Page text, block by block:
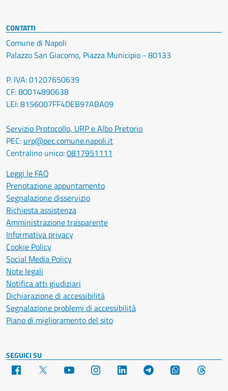
CONTATTI
Comune di Napoli
Palazzo San Giacomo, Piazza Municipio - 80133
P. IVA: 01207650639
CF: 80014890638
LEI: 8156007FF4DEB97ABA09
Servizio Protocollo, URP e Albo Pretorio
PEC: urp@pec.comune.napoli.it
Centralino unico:0817951111
Leggi le FAQ
Prenotazione appuntamento
Segnalazione disservizio
Richiesta assistenza
Amministrazione trasparente
Informativa privacy
Cookie Policy
Social Media Policy
Note legali
Notifica atti giudiziari
Dichiarazione di accessibilità
Segnalazione problemi di accessibilità
Piano di miglioramento del sito
SEGUICI SU
Facebook YouTube Instagram LinkedIn Telegram WhatsApp